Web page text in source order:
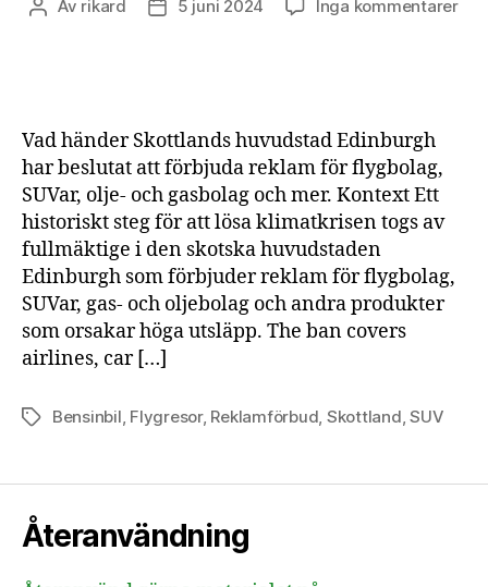
Inläggsförfattare
Av rikard Inläggsdatum
5 juni 2024 Inga kommentarertill
Vad händer Skottlands huvudstad Edinburgh
har beslutat att förbjuda reklam för flygbolag,
SUVar, olje- och gasbolag och mer. Kontext Ett
historiskt steg för att lösa klimatkrisen togs av
fullmäktige i den skotska huvudstaden
Edinburgh som förbjuder reklam för flygbolag,
SUVar, gas- och oljebolag och andra produkter
som orsakar höga utsläpp. The ban covers
airlines, car […]
EtiketterBensinbil Flygresor, Reklamförbud Skottland ,SUV
Återanvändning